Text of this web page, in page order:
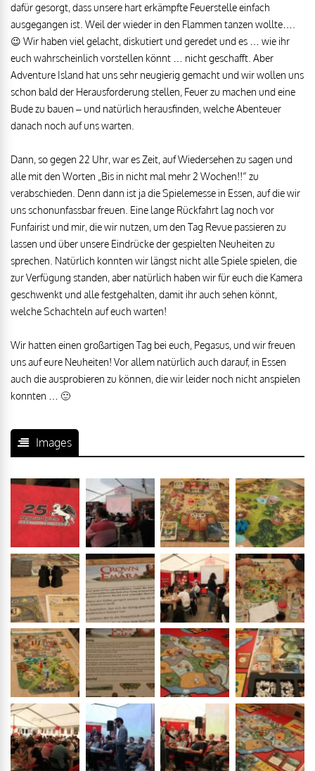
dafür gesorgt, dass unsere hart erkämpfte Feuerstelle einfach
ausgegangen ist. Weil der wieder in den Flammen tanzen wollte….
😉 Wir haben viel gelacht, diskutiert und geredet und es … wie ihr
euch wahrscheinlich vorstellen könnt … nicht geschafft. Aber
Adventure Island hat uns sehr neugierig gemacht und wir wollen uns
schon bald der Herausforderung stellen, Feuer zu machen und eine
Bude zu bauen – und natürlich herausfinden, welche Abenteuer
danach noch auf uns warten.
Dann, so gegen 22 Uhr, war es Zeit, auf Wiedersehen zu sagen und
alle mit den Worten „Bis in nicht mal mehr 2 Wochen!!“ zu
verabschieden. Denn dann ist ja die Spielemesse in Essen, auf die wir
uns schonunfassbar freuen. Eine lange Rückfahrt lag noch vor
Funfairist und mir, die wir nutzen, um den Tag Revue passieren zu
lassen und über unsere Eindrücke der gespielten Neuheiten zu
sprechen. Natürlich konnten wir längst nicht alle Spiele spielen, die
zur Verfügung standen, aber natürlich haben wir für euch die Kamera
geschwenkt und alle festgehalten, damit ihr auch sehen könnt,
welche Schachteln auf euch warten!
Wir hatten einen großartigen Tag bei euch, Pegasus, und wir freuen
uns auf eure Neuheiten! Vor allem natürlich auch darauf, in Essen
auch die ausprobieren zu können, die wir leider noch nicht anspielen
konnten … 🙂
Images